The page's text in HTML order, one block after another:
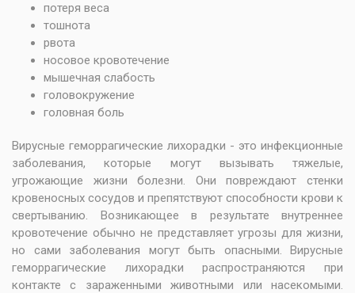
потеря веса
тошнота
рвота
носовое кровотечение
мышечная слабость
головокружение
головная боль
Вирусные геморрагические лихорадки - это инфекционные
заболевания, которые могут вызывать тяжелые,
угрожающие жизни болезни. Они повреждают стенки
кровеносных сосудов и препятствуют способности крови к
свертыванию. Возникающее в результате внутреннее
кровотечение обычно не представляет угрозы для жизни,
но сами заболевания могут быть опасными. Вирусные
геморрагические лихорадки распространяются при
контакте с зараженными животными или насекомыми.